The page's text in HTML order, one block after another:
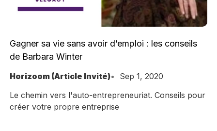
Gagner sa vie sans avoir d’emploi : les conseils
de Barbara Winter
Horizoom (Article Invité)
Sep 1, 2020
Le chemin vers l'auto-entrepreneuriat. Conseils pour
créer votre propre entreprise